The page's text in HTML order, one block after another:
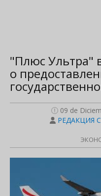
"Плюс Ультра"
о
09 de
РЕДАКЦИЯ